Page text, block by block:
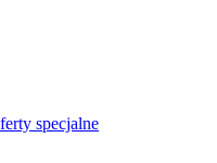
specjalne